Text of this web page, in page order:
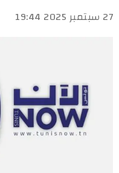
27 سبتمبر 2025 19:44